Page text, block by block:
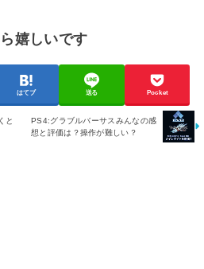
嬉しいです
はてブ 送る Pocket
と
PS4:グラブルバーサスみんなの感
想と評価は？操作が難しい？